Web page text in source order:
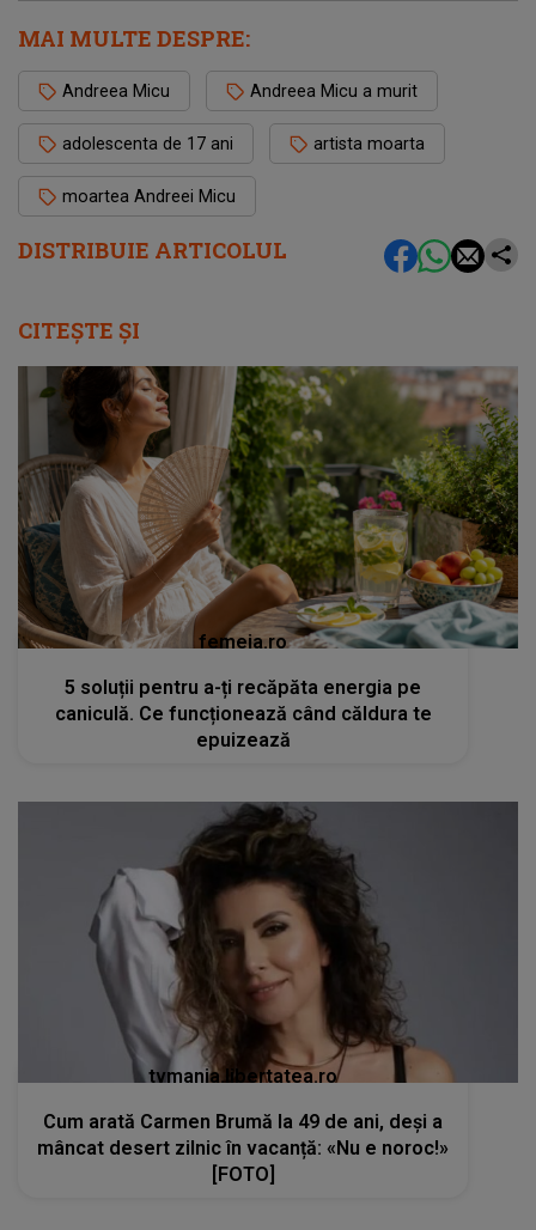
DISTRIBUIE ARTICOLUL
MAI MULTE DESPRE:
Andreea Micu Andreea Micu a murit
adolescenta de 17 ani artista moarta
moartea Andreei Micu
CITEȘTE ȘI
femeia.ro
5 soluții pentru a-ți recăpăta energia pe
caniculă. Ce funcționează când căldura te
epuizează
tvmania.libertatea.ro
Cum arată Carmen Brumă la 49 de ani, deși a
mâncat desert zilnic în vacanță: «Nu e noroc!»
[FOTO]